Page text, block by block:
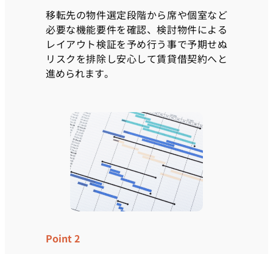
移転先の物件選定段階から席や個室など
必要な機能要件を確認、検討物件による
レイアウト検証を予め行う事で予期せぬ
リスクを排除し安心して賃貸借契約へと
進められます。
Point 2